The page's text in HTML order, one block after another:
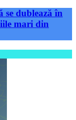
se dublează în
mari din